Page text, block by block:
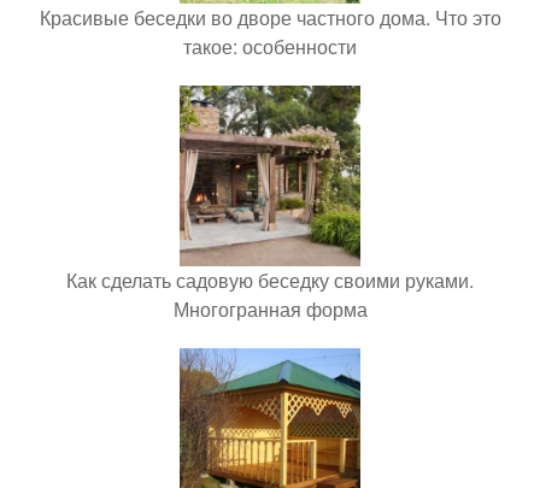
Красивые беседки во дворе частного дома. Что это
такое: особенности
Как сделать садовую беседку своими руками.
Многогранная форма